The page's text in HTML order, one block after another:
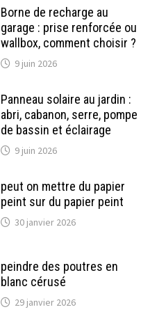
Borne de recharge au
garage : prise renforcée ou
wallbox, comment choisir ?
9 juin 2026
Panneau solaire au jardin :
abri, cabanon, serre, pompe
de bassin et éclairage
9 juin 2026
peut on mettre du papier
peint sur du papier peint
30 janvier 2026
peindre des poutres en
blanc cérusé
29 janvier 2026